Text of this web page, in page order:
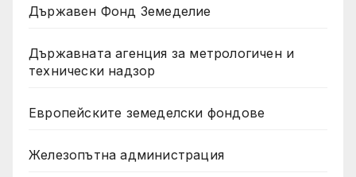
Държавен Фонд Земеделие
Държавната агенция за метрологичен и
технически надзор
Европейските земеделски фондове
Железопътна администрация